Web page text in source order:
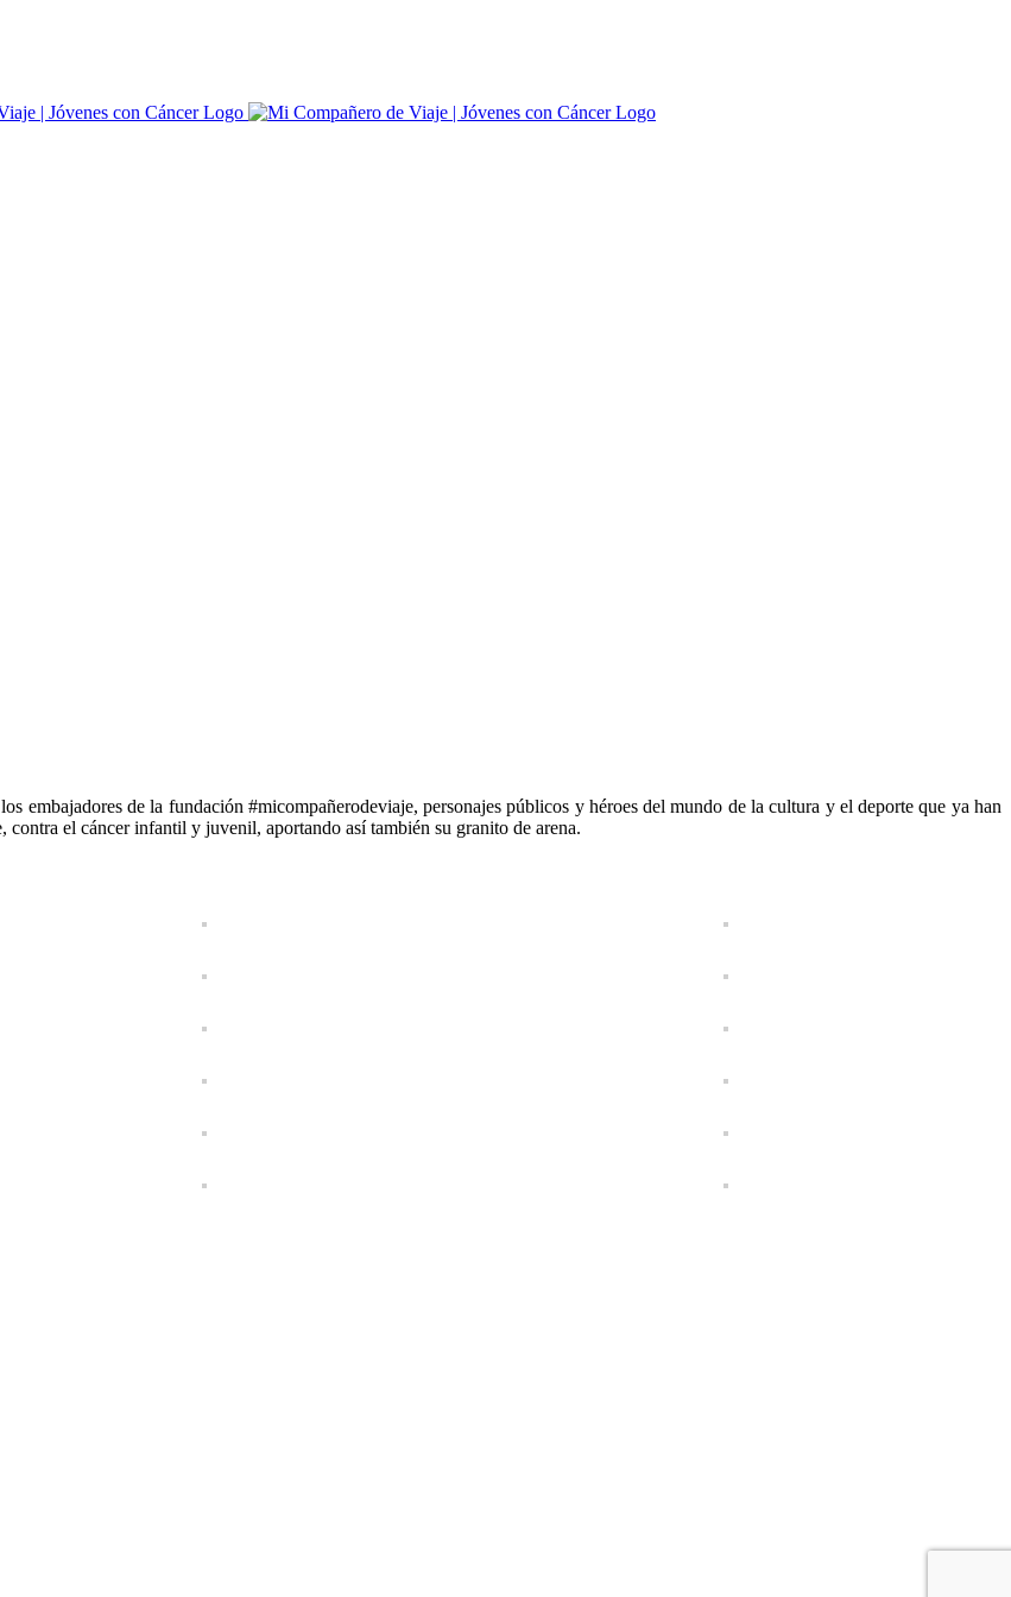
embajadores de la fundación #micompañerodeviaje, personajes públicos y héroes del mundo de la cultura y el deporte que ya han
el cáncer infantil y juvenil, aportando así también su granito de arena.